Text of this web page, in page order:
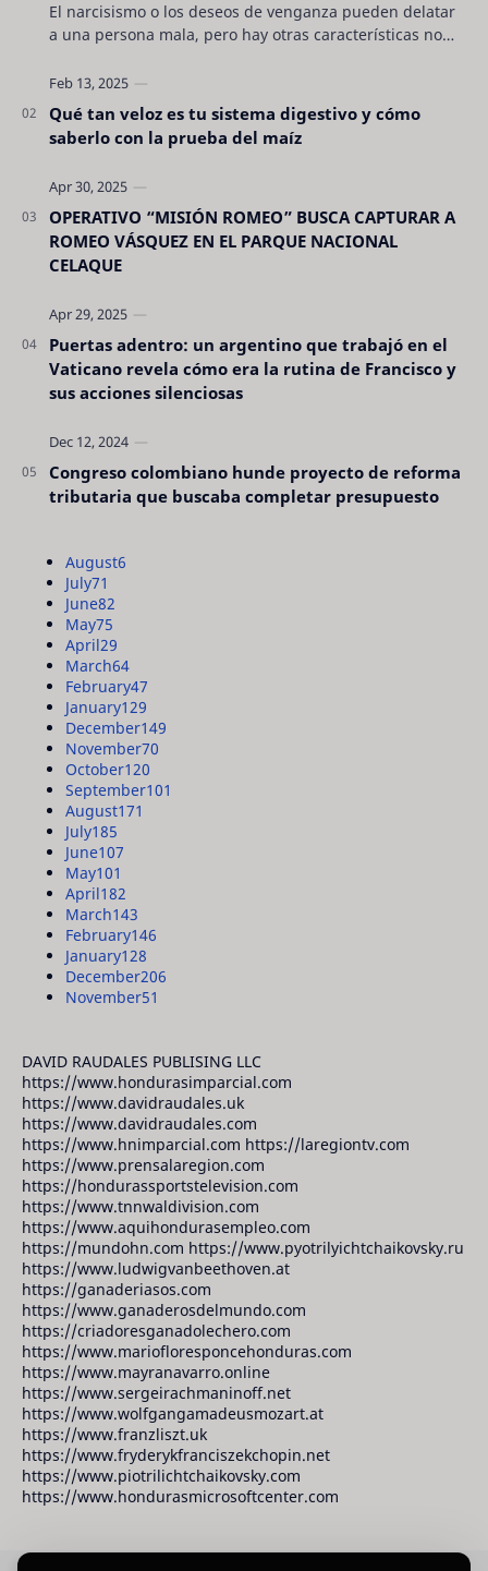
El narcisismo o los deseos de venganza pueden delatar
a una persona mala, pero hay otras características no
Qué tan veloz es tu sistema digestivo y cómo
saberlo con la prueba del maíz
OPERATIVO “MISIÓN ROMEO” BUSCA CAPTURAR A
ROMEO VÁSQUEZ EN EL PARQUE NACIONAL
CELAQUE
Puertas adentro: un argentino que trabajó en el
Vaticano revela cómo era la rutina de Francisco y
sus acciones silenciosas
Congreso colombiano hunde proyecto de reforma
tributaria que buscaba completar presupuesto
August6
July71
June82
May75
April29
March64
February47
January129
December149
November70
October120
September101
August171
July185
June107
May101
April182
March143
February146
January128
December206
November51
DAVID RAUDALES PUBLISING LLC
https://www.hondurasimparcial.com
https://www.davidraudales.uk
https://www.davidraudales.com
https://www.hnimparcial.com https://laregiontv.com
https://www.prensalaregion.com
https://hondurassportstelevision.com
https://www.tnnwaldivision.com
https://www.aquihondurasempleo.com
https://mundohn.com https://www.pyotrilyichtchaikovsky.ru
https://www.ludwigvanbeethoven.at
https://ganaderiasos.com
https://www.ganaderosdelmundo.com
https://criadoresganadolechero.com
https://www.mariofloresponcehonduras.com
https://www.mayranavarro.online
https://www.sergeirachmaninoff.net
https://www.wolfgangamadeusmozart.at
https://www.franzliszt.uk
https://www.fryderykfranciszekchopin.net
https://www.piotrilichtchaikovsky.com
https://www.hondurasmicrosoftcenter.com